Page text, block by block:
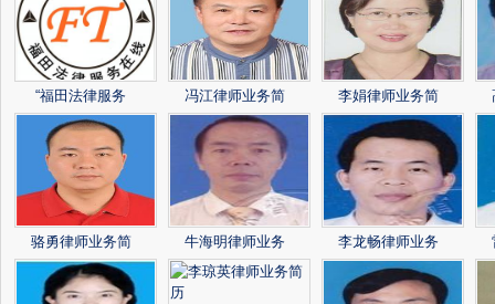
“福田法律服务 冯江律师业务简 李娟律师业务简
骆勇律师业务简 牛海明律师业务 李龙畅律师业务